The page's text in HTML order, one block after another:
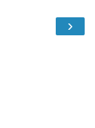
›